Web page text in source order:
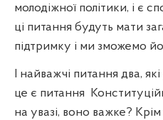
молодіжної політики, і є
ці питання будуть мати
підтримку і ми зможемо
І найважчі питання два,
це є питання
на увазі, воно важке?